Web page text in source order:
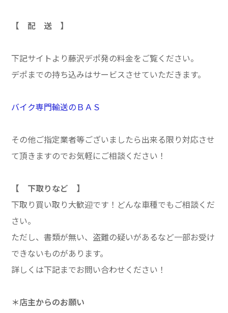
【 配 送 】
下記サイトより藤沢デポ発の料金をご覧ください。
デポまでの持ち込みはサービスさせていただきます。
バイク専門輸送のＢＡＳ
その他ご指定業者等ございましたら出来る限り対応させ
て頂きますのでお気軽にご相談ください！
【 下取りなど 】
下取り買い取り大歓迎です！どんな車種でもご相談くだ
さい。
ただし、書類が無い、盗難の疑いがあるなど一部お受け
できないものがあります。
詳しくは下記までお問い合わせください！
＊店主からのお願い